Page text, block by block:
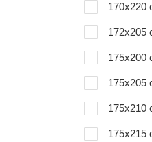
170x220
172x205
175x200
175x205
175x210
175x215